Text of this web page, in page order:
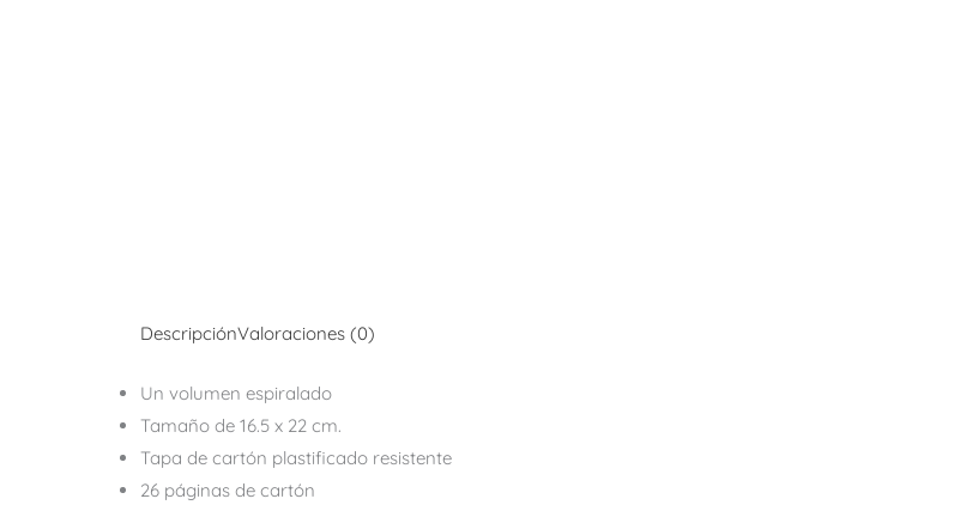
DescripciónValoraciones (0)
Un volumen espiralado
Tamaño de 16.5 x 22 cm.
Tapa de cartón plastificado resistente
26 páginas de cartón